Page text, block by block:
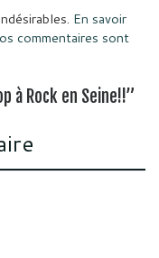
En savoir
commentaires sont
à Rock en Seine!!”